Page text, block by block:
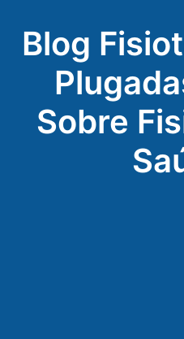
Blog
Sobre